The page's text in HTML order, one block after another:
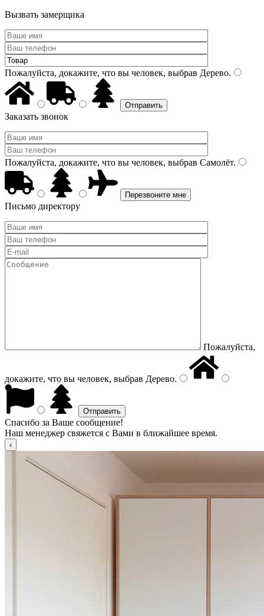
Вызвать замерщика
Пожалуйста, докажите, что вы человек, выбрав Дерево.
Заказать звонок
Пожалуйста, докажите, что вы человек, выбрав Самолёт.
Письмо директору
Пожалуйста,
докажите, что вы человек, выбрав Дерево.
Спасибо за Ваше сообщение!
Наш менеджер свяжется с Вами в ближайшее время.